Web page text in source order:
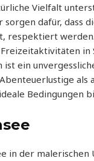
Vielfalt
sorgen dafür, dass
respektiert
in
ein
als
Bedingungen
in der malerischen